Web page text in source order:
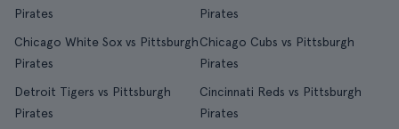
Pirates
Pirates
Chicago White Sox vs Pittsburgh
Pirates
Chicago Cubs vs Pittsburgh
Pirates
Detroit Tigers vs Pittsburgh
Pirates
Cincinnati Reds vs Pittsburgh
Pirates